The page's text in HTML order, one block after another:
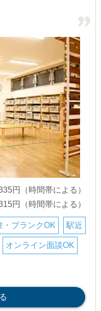
円（時間帯による）
円（時間帯による）
・ブランクOK 駅近
オンライン面談OK